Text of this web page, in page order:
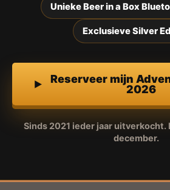
Unieke Beer in a Box
Exclusieve Silver
Reserveer mijn
2026
Sinds 2021 ieder jaar uitverkocht.
december.